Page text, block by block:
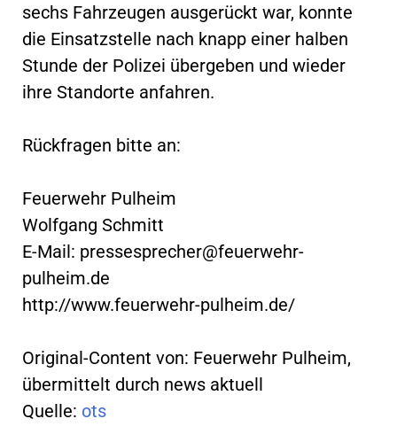
sechs Fahrzeugen ausgerückt war, konnte
die Einsatzstelle nach knapp einer halben
Stunde der Polizei übergeben und wieder
ihre Standorte anfahren.
Rückfragen bitte an:
Feuerwehr Pulheim
Wolfgang Schmitt
E-Mail: pressesprecher@feuerwehr-
pulheim.de
http://www.feuerwehr-pulheim.de/
Original-Content von: Feuerwehr Pulheim,
übermittelt durch news aktuell
Quelle: ots